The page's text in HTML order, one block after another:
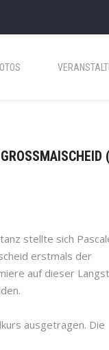
stellte sich
erstmals der
auf dieser
ausgetragen. Die